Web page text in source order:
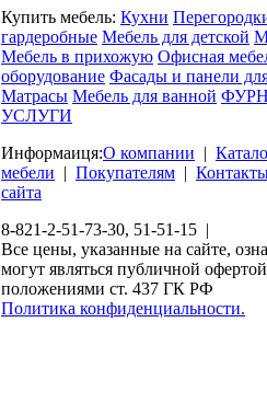
Купить мебель: Кухни
гардеробные Мебель для детской
Мебель в прихожую Офисная
оборудование Фасады и панели
Матрасы Мебель для ванной
УСЛУГИ
Информаиця:О компании |
мебели | Покупателям |
сайта
8-821-2-51-73-30, 51-51-15 |
Все цены, указанные на сайте,
могут являться публичной
положениями ст. 437 ГК РФ
Политика конфиденциальности.